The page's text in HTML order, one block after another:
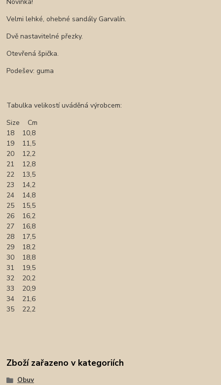
Velmi lehké, ohebné sandály Garvalín.
Dvě nastavitelné přezky.
Otevřená špička.
Podešev: guma
Tabulka velikostí uváděná výrobcem:
Size Cm
18 10,8
19 11,5
20 12,2
21 12,8
22 13,5
23 14,2
24 14,8
25 15,5
26 16,2
27 16,8
28 17,5
29 18,2
30 18,8
31 19,5
32 20,2
33 20,9
34 21,6
35 22,2
Zboží zařazeno v kategoriích
Obuv